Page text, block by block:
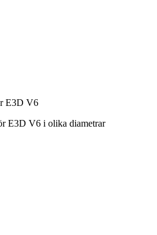
E3D V6
E3D V6 i olika diametrar